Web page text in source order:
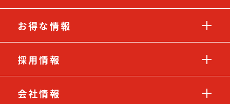
お得な情報
採用情報
会社情報